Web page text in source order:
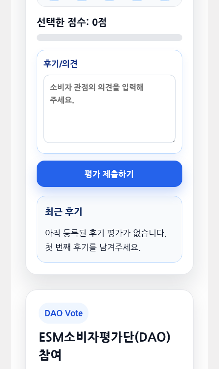
선택한 점수: 0점
후기/의견
평가 제출하기
최근 후기
아직 등록된 후기 평가가 없습니다.
첫 번째 후기를 남겨주세요.
DAO Vote
ESM소비자평가단(DAO)
참여